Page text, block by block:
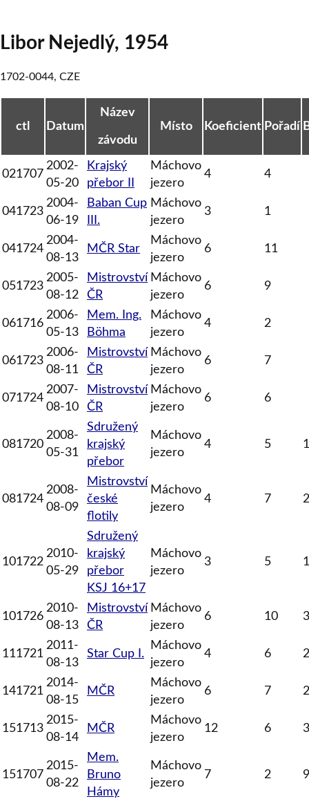
Libor Nejedlý, 1954
1702-0044, CZE
ctl Datum
Název
závodu
Místo Koeficient Pořadí
021707
2002-
05-20
Krajský
přebor II
Máchovo
jezero
4 4
041723
2004-
06-19
Baban Cup
III.
Máchovo
jezero
3 1
041724
2004-
08-13
MČR Star
Máchovo
jezero
6 11
051723
2005-
08-12
Mistrovství
ČR
Máchovo
jezero
6 9
061716
2006-
05-13
Mem. Ing.
Böhma
Máchovo
jezero
4 2
061723
2006-
08-11
Mistrovství
ČR
Máchovo
jezero
6 7
071724
2007-
08-10
Mistrovství
ČR
Máchovo
jezero
6 6
081720
2008-
05-31
Sdružený
krajský
přebor
Máchovo
jezero
4 5
081724
2008-
08-09
Mistrovství
české
flotily
Máchovo
jezero
4 7
101722
2010-
05-29
Sdružený
krajský
přebor
KSJ 16+17
Máchovo
jezero
3 5
101726
2010-
08-13
Mistrovství
ČR
Máchovo
jezero
6 10
111721
2011-
08-13
Star Cup I.
Máchovo
jezero
4 6
141721
2014-
08-15
MČR
Máchovo
jezero
6 7
151713
2015-
08-14
MČR
Máchovo
jezero
12 6
151707
2015-
08-22
Mem.
Bruno
Hámy
Máchovo
jezero
7 2 9